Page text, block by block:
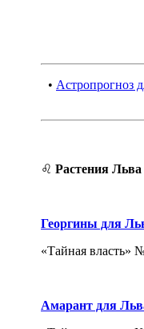
• Астропрогноз
♌ Растения Льва
Георгины для
«Тайная власть»
Амарант для